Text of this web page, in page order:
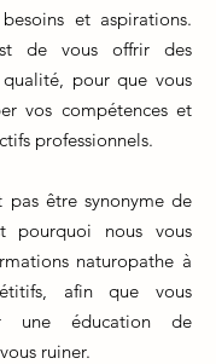
et aspirations.
de vous offrir des
pour que vous
vos compétences et
professionnels.
être synonyme de
pourquoi nous vous
naturopathe à
afin que vous
une éducation de
ruiner.